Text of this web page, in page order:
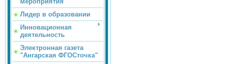
Лидер в образовании
Инновационная
деятельность
Электронная газета
"Ангарская ФГОСточка"